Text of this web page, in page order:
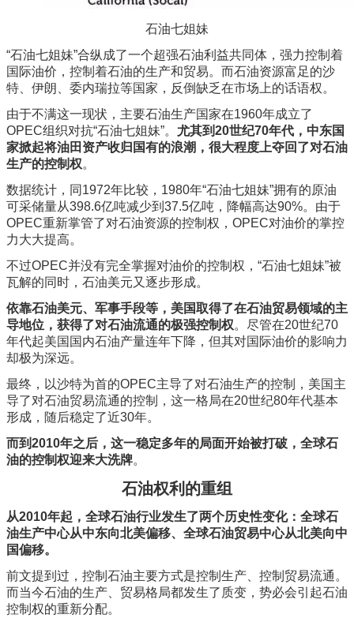
石油七姐妹
“石油七姐妹”合纵成了一个超强石油利益共同体，强力控制着
国际油价，控制着石油的生产和贸易。而石油资源富足的沙
特、伊朗、委内瑞拉等国家，反倒缺乏在市场上的话语权。
由于不满这一现状，主要石油生产国家在1960年成立了
OPEC组织对抗“石油七姐妹”。 尤其到20世纪70年代，中东国
家掀起将油田资产收归国有的浪潮，很大程度上夺回了对石油
生产的控制权。
数据统计，同1972年比较，1980年“石油七姐妹”拥有的原油
可采储量从398.6亿吨减少到37.5亿吨，降幅高达90%。由于
OPEC重新掌管了对石油资源的控制权，OPEC对油价的掌控
力大大提高。
不过OPEC并没有完全掌握对油价的控制权，“石油七姐妹”被
瓦解的同时，石油美元又逐步形成。
依靠石油美元、军事手段等，美国取得了在石油贸易领域的主
导地位，获得了对石油流通的极强控制权。尽管在20世纪70
年代起美国国内石油产量连年下降，但其对国际油价的影响力
却极为深远。
最终，以沙特为首的OPEC主导了对石油生产的控制，美国主
导了对石油贸易流通的控制，这一格局在20世纪80年代基本
形成，随后稳定了近30年。
而到2010年之后，这一稳定多年的局面开始被打破，全球石
油的控制权迎来大洗牌。
石油权利的重组
从2010年起，全球石油行业发生了两个历史性变化：全球石
油生产中心从中东向北美偏移、全球石油贸易中心从北美向中
国偏移。
前文提到过，控制石油主要方式是控制生产、控制贸易流通。
而当今石油的生产、贸易格局都发生了质变，势必会引起石油
控制权的重新分配。